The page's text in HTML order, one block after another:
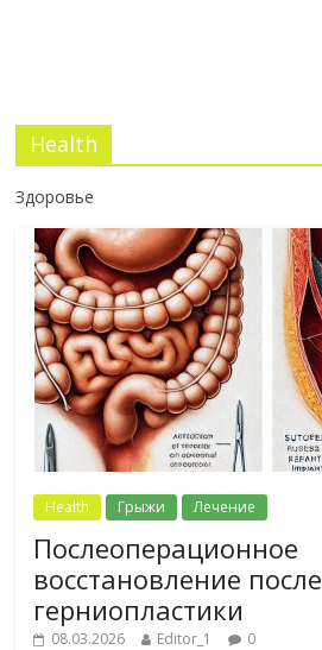
Health
Здоровье
Health Грыжи Лечение
Послеоперационное
восстановление после
герниопластики
08.03.2026 Editor_1 0